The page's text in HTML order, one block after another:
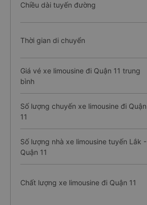
Chiều dài tuyến đường
Thời gian di chuyển
Giá vé xe limousine đi Quận 11 trung
bình
Số lượng chuyến xe limousine đi Quận
11
Số lượng nhà xe limousine tuyến Lắk -
Quận 11
Chất lượng xe limousine đi Quận 11